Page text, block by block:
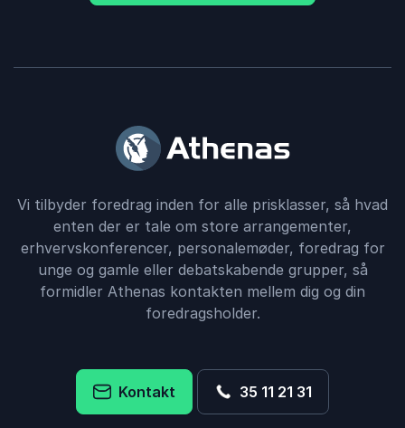
Vi tilbyder foredrag inden for alle prisklasser, så hvad
enten der er tale om store arrangementer,
erhvervskonferencer, personalemøder, foredrag for
unge og gamle eller debatskabende grupper, så
formidler Athenas kontakten mellem dig og din
foredragsholder.
Kontakt 35 11 21 31